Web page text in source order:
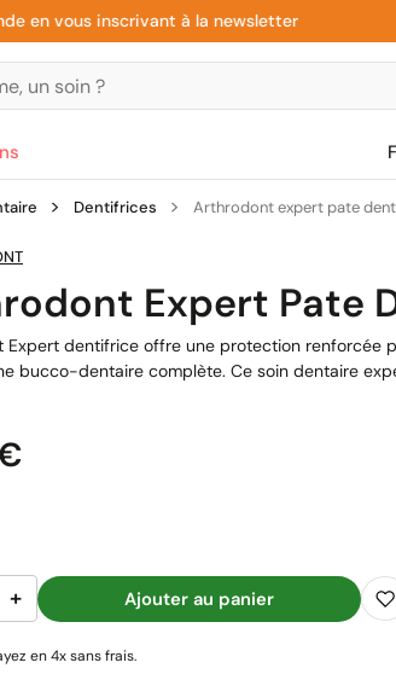
vous inscrivant à la newsletter
Dentifrices Arthrodont expert pate
Expert Pate
Expert dentifrice offre une protection renforcée
bucco-dentaire complète. Ce soin dentaire
+ Ajouter au panier
en 4x sans frais.